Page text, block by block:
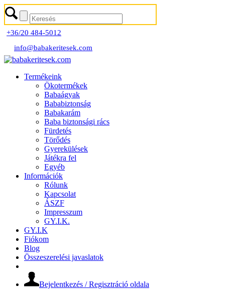
+36/20 484-5012
info@babakeritesek.com
Termékeink
Ökotermékek
Babaágyak
Bababiztonság
Babakarám
Baba biztonsági rács
Fürdetés
Törődés
Gyerekülések
Játékra fel
Egyéb
Információk
Rólunk
Kapcsolat
ÁSZF
Impresszum
GY.I.K.
GY.I.K
Fiókom
Blog
Összeszerelési javaslatok
Bejelentkezés / Regisztráció oldala